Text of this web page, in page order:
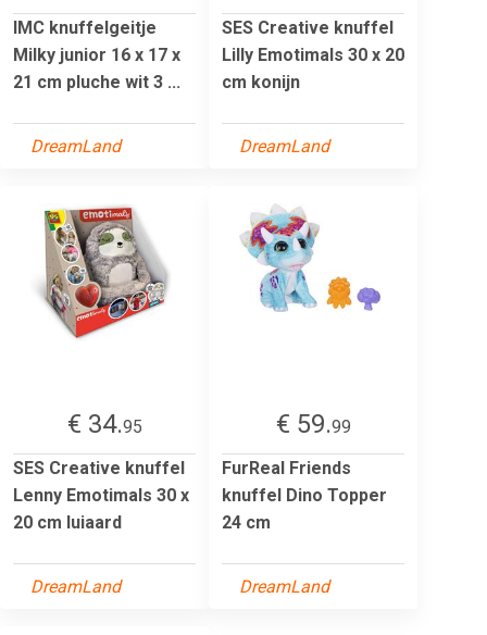
IMC knuffelgeitje
Milky junior 16 x 17 x
21 cm pluche wit 3 ...
DreamLand
SES Creative knuffel
Lilly Emotimals 30 x 20
cm konijn
DreamLand
€ 34.95
SES Creative knuffel
Lenny Emotimals 30 x
20 cm luiaard
DreamLand
€ 59.99
FurReal Friends
knuffel Dino Topper
24 cm
DreamLand